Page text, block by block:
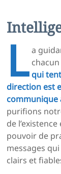
L a
qui
direction est
communique
purifions
de
pouvoir de
messages
clairs et